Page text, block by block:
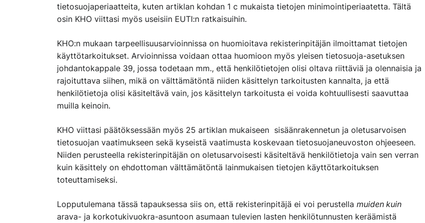
tietosuojaperiaatteita, kuten artiklan kohdan 1 c mukaista tietojen minimointiperiaatetta. Tältä
osin KHO viittasi myös useisiin EUTI:n ratkaisuihin.
KHO:n mukaan tarpeellisuusarvioinnissa on huomioitava rekisterinpitäjän ilmoittamat tietojen
käyttötarkoitukset. Arvioinnissa voidaan ottaa huomioon myös yleisen tietosuoja-asetuksen
johdantokappale 39, jossa todetaan mm., että henkilötietojen olisi oltava riittäviä ja olennaisia ja
rajoituttava siihen, mikä on välttämätöntä niiden käsittelyn tarkoitusten kannalta, ja että
henkilötietoja olisi käsiteltävä vain, jos käsittelyn tarkoitusta ei voida kohtuullisesti saavuttaa
muilla keinoin.
KHO viittasi päätöksessään myös 25 artiklan mukaiseen sisäänrakennetun ja oletusarvoisen
tietosuojan vaatimukseen sekä kyseistä vaatimusta koskevaan tietosuojaneuvoston ohjeeseen.
Niiden perusteella rekisterinpitäjän on oletusarvoisesti käsiteltävä henkilötietoja vain sen verran
kuin käsittely on ehdottoman välttämätöntä lainmukaisen tietojen käyttötarkoituksen
toteuttamiseksi.
Lopputulemana tässä tapauksessa siis on, että rekisterinpitäjä ei voi perustella muiden kuin
arava- ja korkotukivuokra-asuntoon asumaan tulevien lasten henkilötunnusten keräämistä